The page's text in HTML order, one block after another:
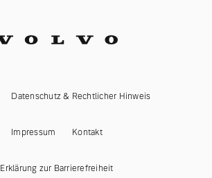
Datenschutz & Rechtlicher Hinweis
Impressum Kontakt
Erklärung zur Barrierefreiheit